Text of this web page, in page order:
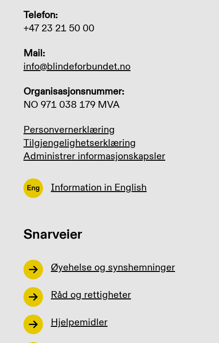
Telefon:
+47 23 21 50 00
Mail:
info@blindeforbundet.no
Organisasjonsnummer:
NO 971 038 179 MVA
Personvernerklæring
Tilgjengelighetserklæring
Administrer informasjonskapsler
Information in English
Snarveier
Øyehelse og synshemninger
Råd og rettigheter
Hjelpemidler